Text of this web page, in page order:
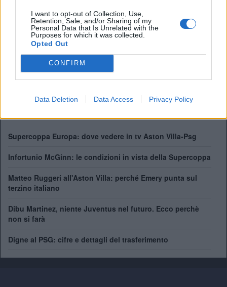
I want to opt-out of Collection, Use,
Retention, Sale, and/or Sharing of my
Personal Data that Is Unrelated with the
Purposes for which it was collected.
Opted Out
CONFIRM
Data Deletion Data Access Privacy Policy
Presidente: Nassef Sawiris
Manager:Unay Emery
ALBO D'ORO
Premier League:7
League Cup:5
Champions League:1
Supercoppa Europa: dove vedere in tv Aston Villa-Psg
Infortunio McGinn: le condizioni in vista della Supercoppa
Matteo Ruggeri all'Aston Villa: perché Emery punta sul
terzino italiano
Dibu Martinez, niente Juventus nel futuro. Ecco perchè
non si farà
Digne al PSG: cifre e dettagli del trasferimento